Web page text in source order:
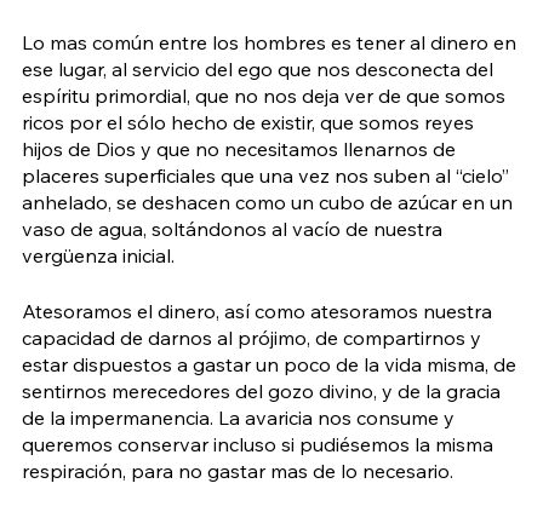
Lo mas común entre los hombres es tener al dinero en
ese lugar, al servicio del ego que nos desconecta del
espíritu primordial, que no nos deja ver de que somos
ricos por el sólo hecho de existir, que somos reyes
hijos de Dios y que no necesitamos llenarnos de
placeres superficiales que una vez nos suben al “cielo”
anhelado, se deshacen como un cubo de azúcar en un
vaso de agua, soltándonos al vacío de nuestra
vergüenza inicial.
Atesoramos el dinero, así como atesoramos nuestra
capacidad de darnos al prójimo, de compartirnos y
estar dispuestos a gastar un poco de la vida misma, de
sentirnos merecedores del gozo divino, y de la gracia
de la impermanencia. La avaricia nos consume y
queremos conservar incluso si pudiésemos la misma
respiración, para no gastar mas de lo necesario.